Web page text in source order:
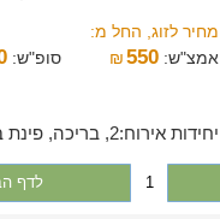
מחיר לזוג, החל מ:
אמצ"ש:
₪550 סופ"ש:
יחידות אירוח:2, בריכה, פינת ברביקיו
1 לדף